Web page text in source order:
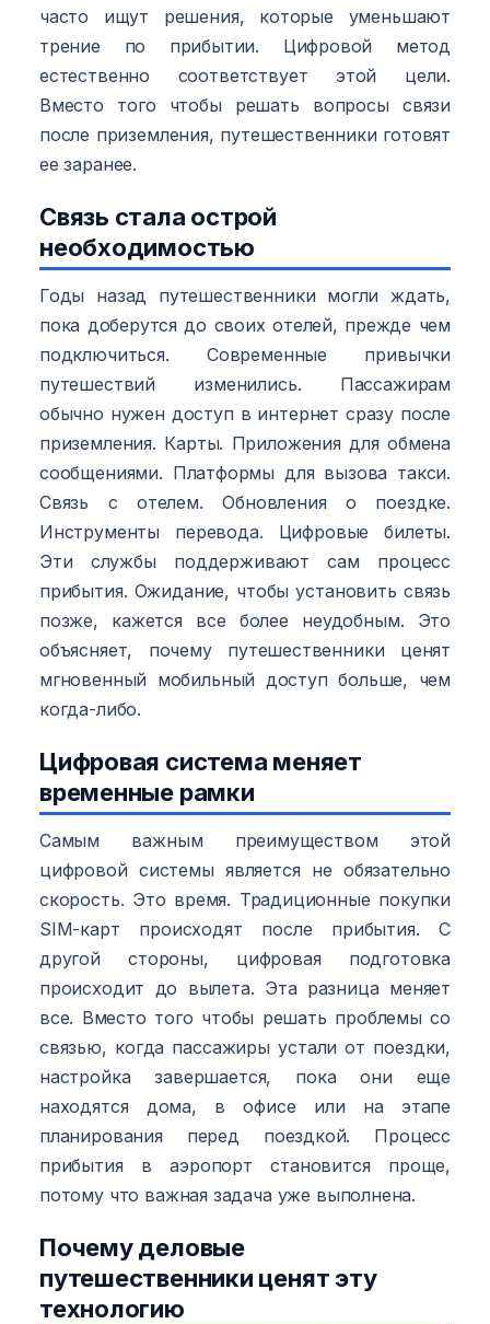
часто ищут решения, которые уменьшают
трение по прибытии. Цифровой метод
естественно соответствует этой цели.
Вместо того чтобы решать вопросы связи
после приземления, путешественники готовят
ее заранее.
Связь стала острой
необходимостью
Годы назад путешественники могли ждать,
пока доберутся до своих отелей, прежде чем
подключиться. Современные привычки
путешествий изменились. Пассажирам
обычно нужен доступ в интернет сразу после
приземления. Карты. Приложения для обмена
сообщениями. Платформы для вызова такси.
Связь с отелем. Обновления о поездке.
Инструменты перевода. Цифровые билеты.
Эти службы поддерживают сам процесс
прибытия. Ожидание, чтобы установить связь
позже, кажется все более неудобным. Это
объясняет, почему путешественники ценят
мгновенный мобильный доступ больше, чем
когда-либо.
Цифровая система меняет
временные рамки
Самым важным преимуществом этой
цифровой системы является не обязательно
скорость. Это время. Традиционные покупки
SIM-карт происходят после прибытия. С
другой стороны, цифровая подготовка
происходит до вылета. Эта разница меняет
все. Вместо того чтобы решать проблемы со
связью, когда пассажиры устали от поездки,
настройка завершается, пока они еще
находятся дома, в офисе или на этапе
планирования перед поездкой. Процесс
прибытия в аэропорт становится проще,
потому что важная задача уже выполнена.
Почему деловые
путешественники ценят эту
технологию